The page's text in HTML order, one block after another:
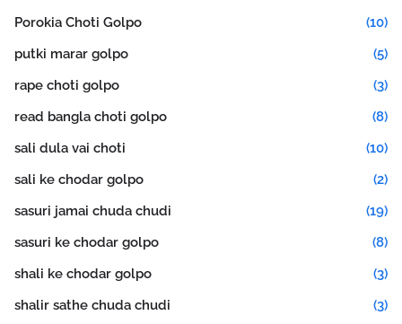
Porokia Choti Golpo
(10)
putki marar golpo
(5)
rape choti golpo
(3)
read bangla choti golpo
(8)
sali dula vai choti
(10)
sali ke chodar golpo
(2)
sasuri jamai chuda chudi
(19)
sasuri ke chodar golpo
(8)
shali ke chodar golpo
(3)
shalir sathe chuda chudi
(3)